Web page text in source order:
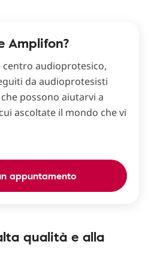
Amplifon?
centro audioprotesico,
da audioprotesisti
possono aiutarvi a
ascoltate il mondo che vi
appuntamento
qualità e alla